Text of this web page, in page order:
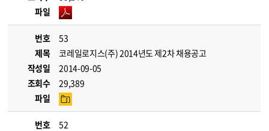
파일
번호
53
제목
코레일로지스(주) 2014년도 제2차 채용공고
작성일
2014-09-05
조회수
29,389
파일
번호
52